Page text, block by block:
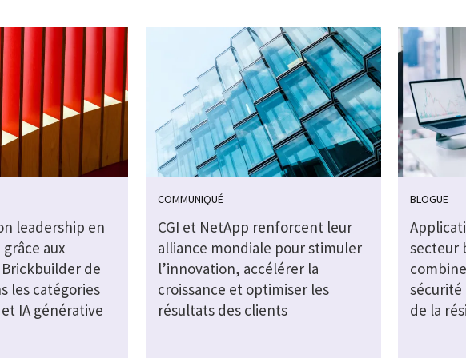
leadership en
aux
de
les catégories
IA générative
COMMUNIQUÉ
CGI et NetApp renforcent leur
alliance mondiale pour stimuler
l’innovation, accélérer la
croissance et optimiser les
résultats des clients
BLOGUE
secteur
sécurité
de la